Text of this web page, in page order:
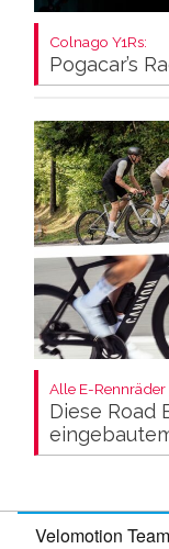
Colnago Y1Rs:
Pogacar’s
Alle E-
Diese Road
Velomotion Team